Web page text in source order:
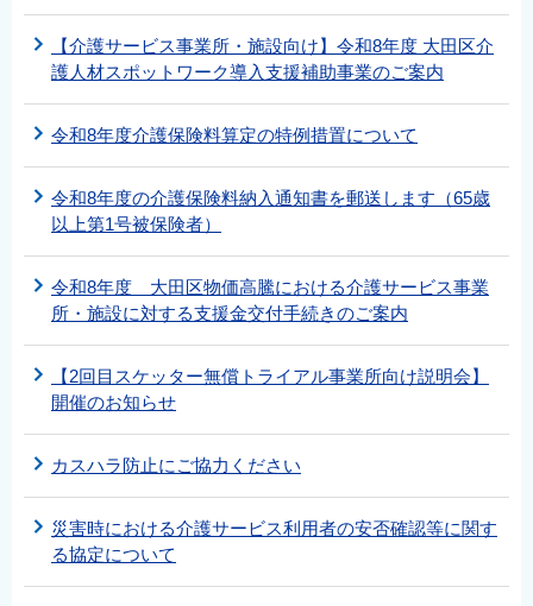
【介護サービス事業所・施設向け】令和8年度 大田区介
護人材スポットワーク導入支援補助事業のご案内
令和8年度介護保険料算定の特例措置について
令和8年度の介護保険料納入通知書を郵送します（65歳
以上第1号被保険者）
令和8年度 大田区物価高騰における介護サービス事業
所・施設に対する支援金交付手続きのご案内
【2回目スケッター無償トライアル事業所向け説明会】
開催のお知らせ
カスハラ防止にご協力ください
災害時における介護サービス利用者の安否確認等に関す
る協定について